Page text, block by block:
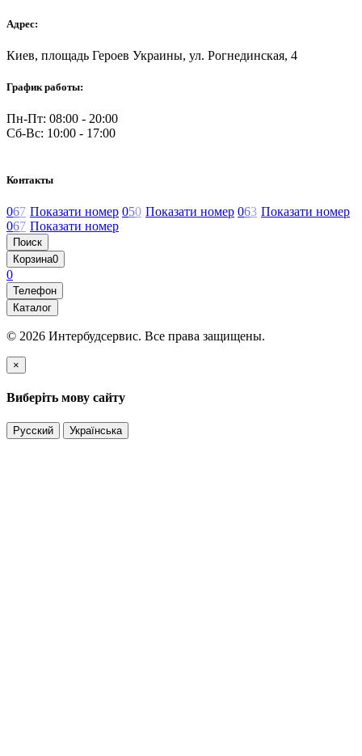
Адрес:
Киев, площадь Героев Украины, ул. Рогнединская, 4
График работы:
Пн-Пт: 08:00 - 20:00
Сб-Вс: 10:00 - 17:00
Контакты
067 Показати номер 050 Показати номер 063 Показати номер
067 Показати номер
Поиск
Корзина0
0
Телефон
Каталог
© 2026 Интербудсервис. Все права защищены.
×
Виберіть мову сайту
Русский Українська